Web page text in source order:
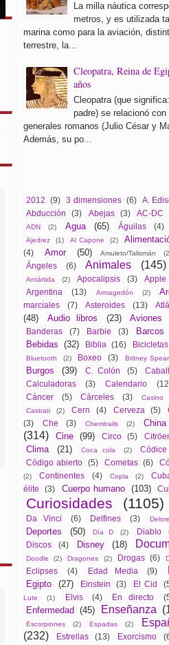
La milla náutica
metros, y es utilizada
marina como para la aviación,
terrestre, la...
Cleopatra, Reina de
años
Cleopatra (que
padre) se relacionó con
generales romanos (Julio César y
Además, su po...
2012 (9) 3 dimensiones (6) A.
Abducción (3) Abejas (3) AC-DC
ADN
(2) Agua (65) Águilas (4)
Ajedrez
(1) Al Capone (2)
(4)
Amor (50) Amuleto/Talismán
Ángeles (6) Animales (145)
Antártida (2) Apocalipsis (3) Apple
Argentina
(13) Armagedón (2)
marciales
(7) Asteroides (13)
(48)
Audio libros (23) Aviones
Banderas (7) Barbie (3) Barcos
Bebidas (32) Biblia (16) Bicicletas
Bluetooth (2) Boxeo (3) Britney
Burgos (39) C. Colón (5)
Calculadoras
(3) Calendario
Cáncer
(5) Cárceles (3) Casino
Castrati (2) Cern (4) Cerveza (5)
(3)
Che (3) Chemtrails (2) China
(314)
Cine (99) Circo (5)
Clima (21) Coca cola (2) Códice
Código abierto
(5) Cometas (6)
(2)
Continentes (4) Copla (2)
élite
(3) Cuerpo humano (103)
Curiosidades (1105)
Da Vinci (6) Delfines (3)
Deportes (50) Día D (2) Diablo
Discos (4) Disney (18)
Doodle (2) Dragones (2) Drogas (6)
Eclipses (4) Edad Media (9)
Egipto (27) Einstein (3) El Cid
Lute
(1) Elvis (4) En directo
Enfermedad
(45) Enseñanza
Escorpiones
(2) Espadas (2)
(232)
Estrellas (13) Exorcismo